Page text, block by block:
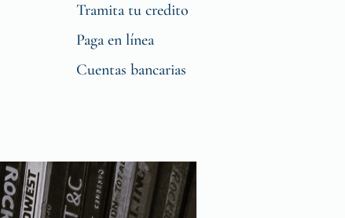
Tramita tu credito
Paga en línea
Cuentas bancarias